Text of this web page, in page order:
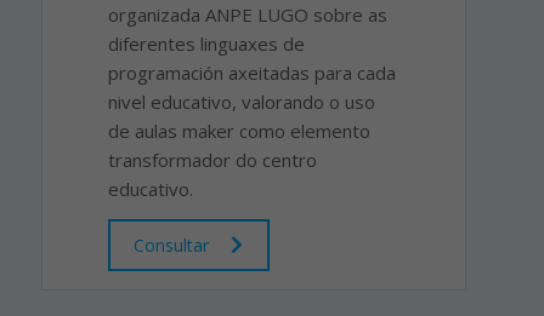
organizada ANPE LUGO sobre as
diferentes linguaxes de
programación axeitadas para cada
nivel educativo, valorando o uso
de aulas maker como elemento
transformador do centro
educativo.
Consultar